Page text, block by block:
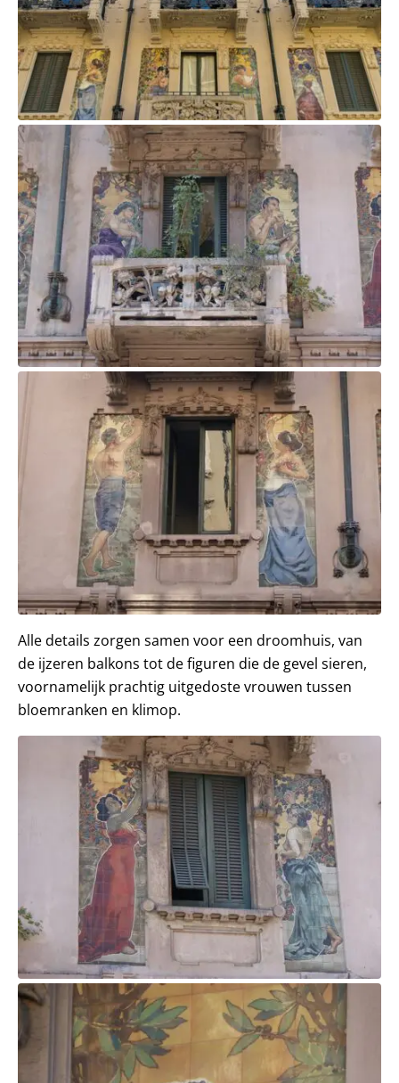
Alle details zorgen samen voor een droomhuis, van
de ijzeren balkons tot de figuren die de gevel sieren,
voornamelijk prachtig uitgedoste vrouwen tussen
bloemranken en klimop.